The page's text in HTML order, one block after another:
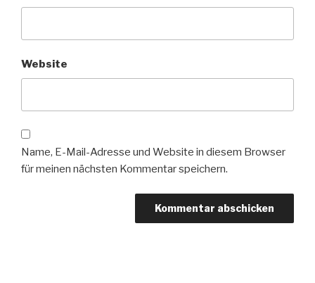
Website
Name, E-Mail-Adresse und Website in diesem Browser
für meinen nächsten Kommentar speichern.